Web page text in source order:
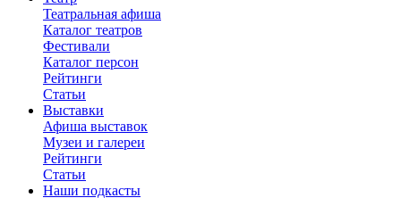
Театральная афиша
Каталог театров
Фестивали
Каталог персон
Рейтинги
Статьи
Выставки
Афиша выставок
Музеи и галереи
Рейтинги
Статьи
Наши подкасты